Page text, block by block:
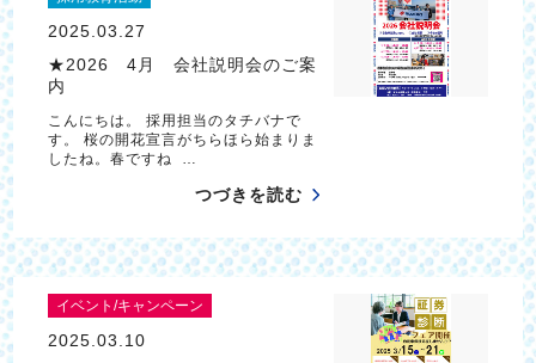
2025.03.27
★2026 4月 会社説明会のご案
内
こんにちは。 採用担当のタチバナで
す。 桜の開花宣言がちらほら始まりま
したね。春ですね …
つづきを読む
イベント/キャンペーン
2025.03.10